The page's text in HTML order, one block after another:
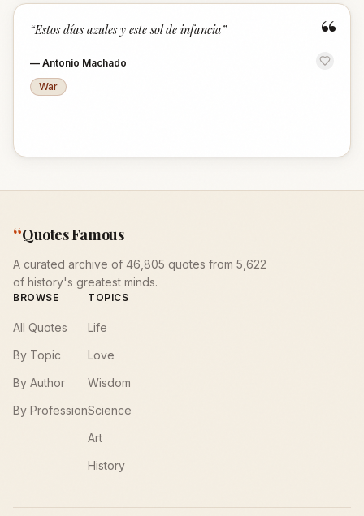
“
“Estos días azules y este sol de infancia”
— Antonio Machado
War
“Quotes Famous
A curated archive of 46,805 quotes from 5,622
of history's greatest minds.
BROWSE
All Quotes
By Topic
By Author
By Profession
TOPICS
Life
Love
Wisdom
Science
Art
History